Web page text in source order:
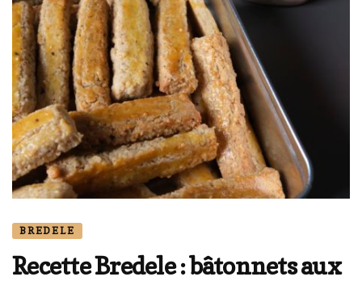
BREDELE
Recette Bredele : bâtonnets aux